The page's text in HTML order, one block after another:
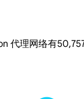
代理网络有